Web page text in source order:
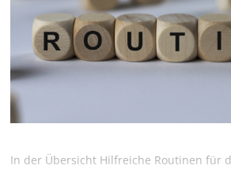
In der Übersicht Hilfreiche Routinen für